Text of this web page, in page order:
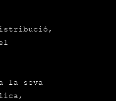
la seva